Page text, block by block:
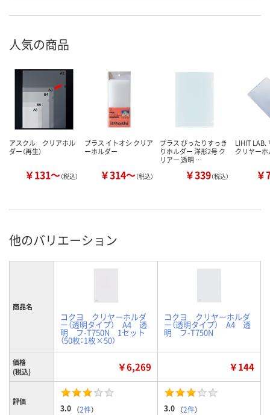
人気の商品
アスクル クリアホル
ダー（再生）
￥131～（税込）
プラス イトオシ クリア
ーホルダー
￥314～（税込）
プラス ぴったりすっき
りホルダー 洋形2号 ク
リアー 透明 …
￥339（税込）
LIHIT LAB.
クリヤー
￥
他のバリエーション
商品名
コクヨ クリヤーホルダ
ー（透明タイプ） A4 透
明 フ-T750N 1セット
（50枚：1枚×50）
コクヨ クリヤーホルダ
ー（透明タイプ） A4 透
明 フ-T750N
価格
(税込)
￥6,269 ￥144
評価
3.0 （2件） 3.0 （2件）